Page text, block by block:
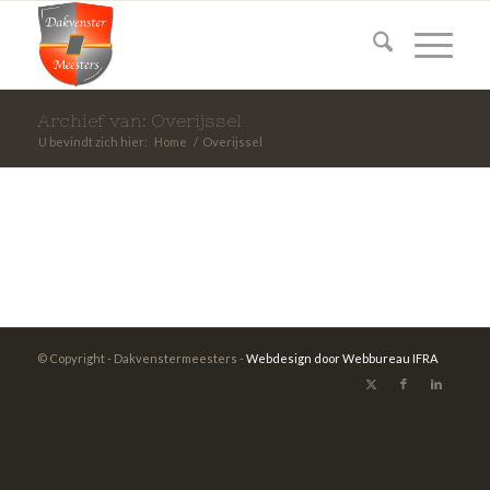
Archief van: Overijssel
U bevindt zich hier: Home / Overijssel
© Copyright - Dakvenstermeesters - Webdesign door Webbureau IFRA